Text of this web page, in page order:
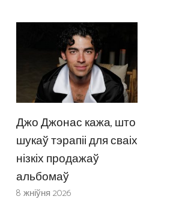
Джо Джонас кажа, што
шукаў тэрапіі для сваіх
нізкіх продажаў
альбомаў
8 жніўня 2026